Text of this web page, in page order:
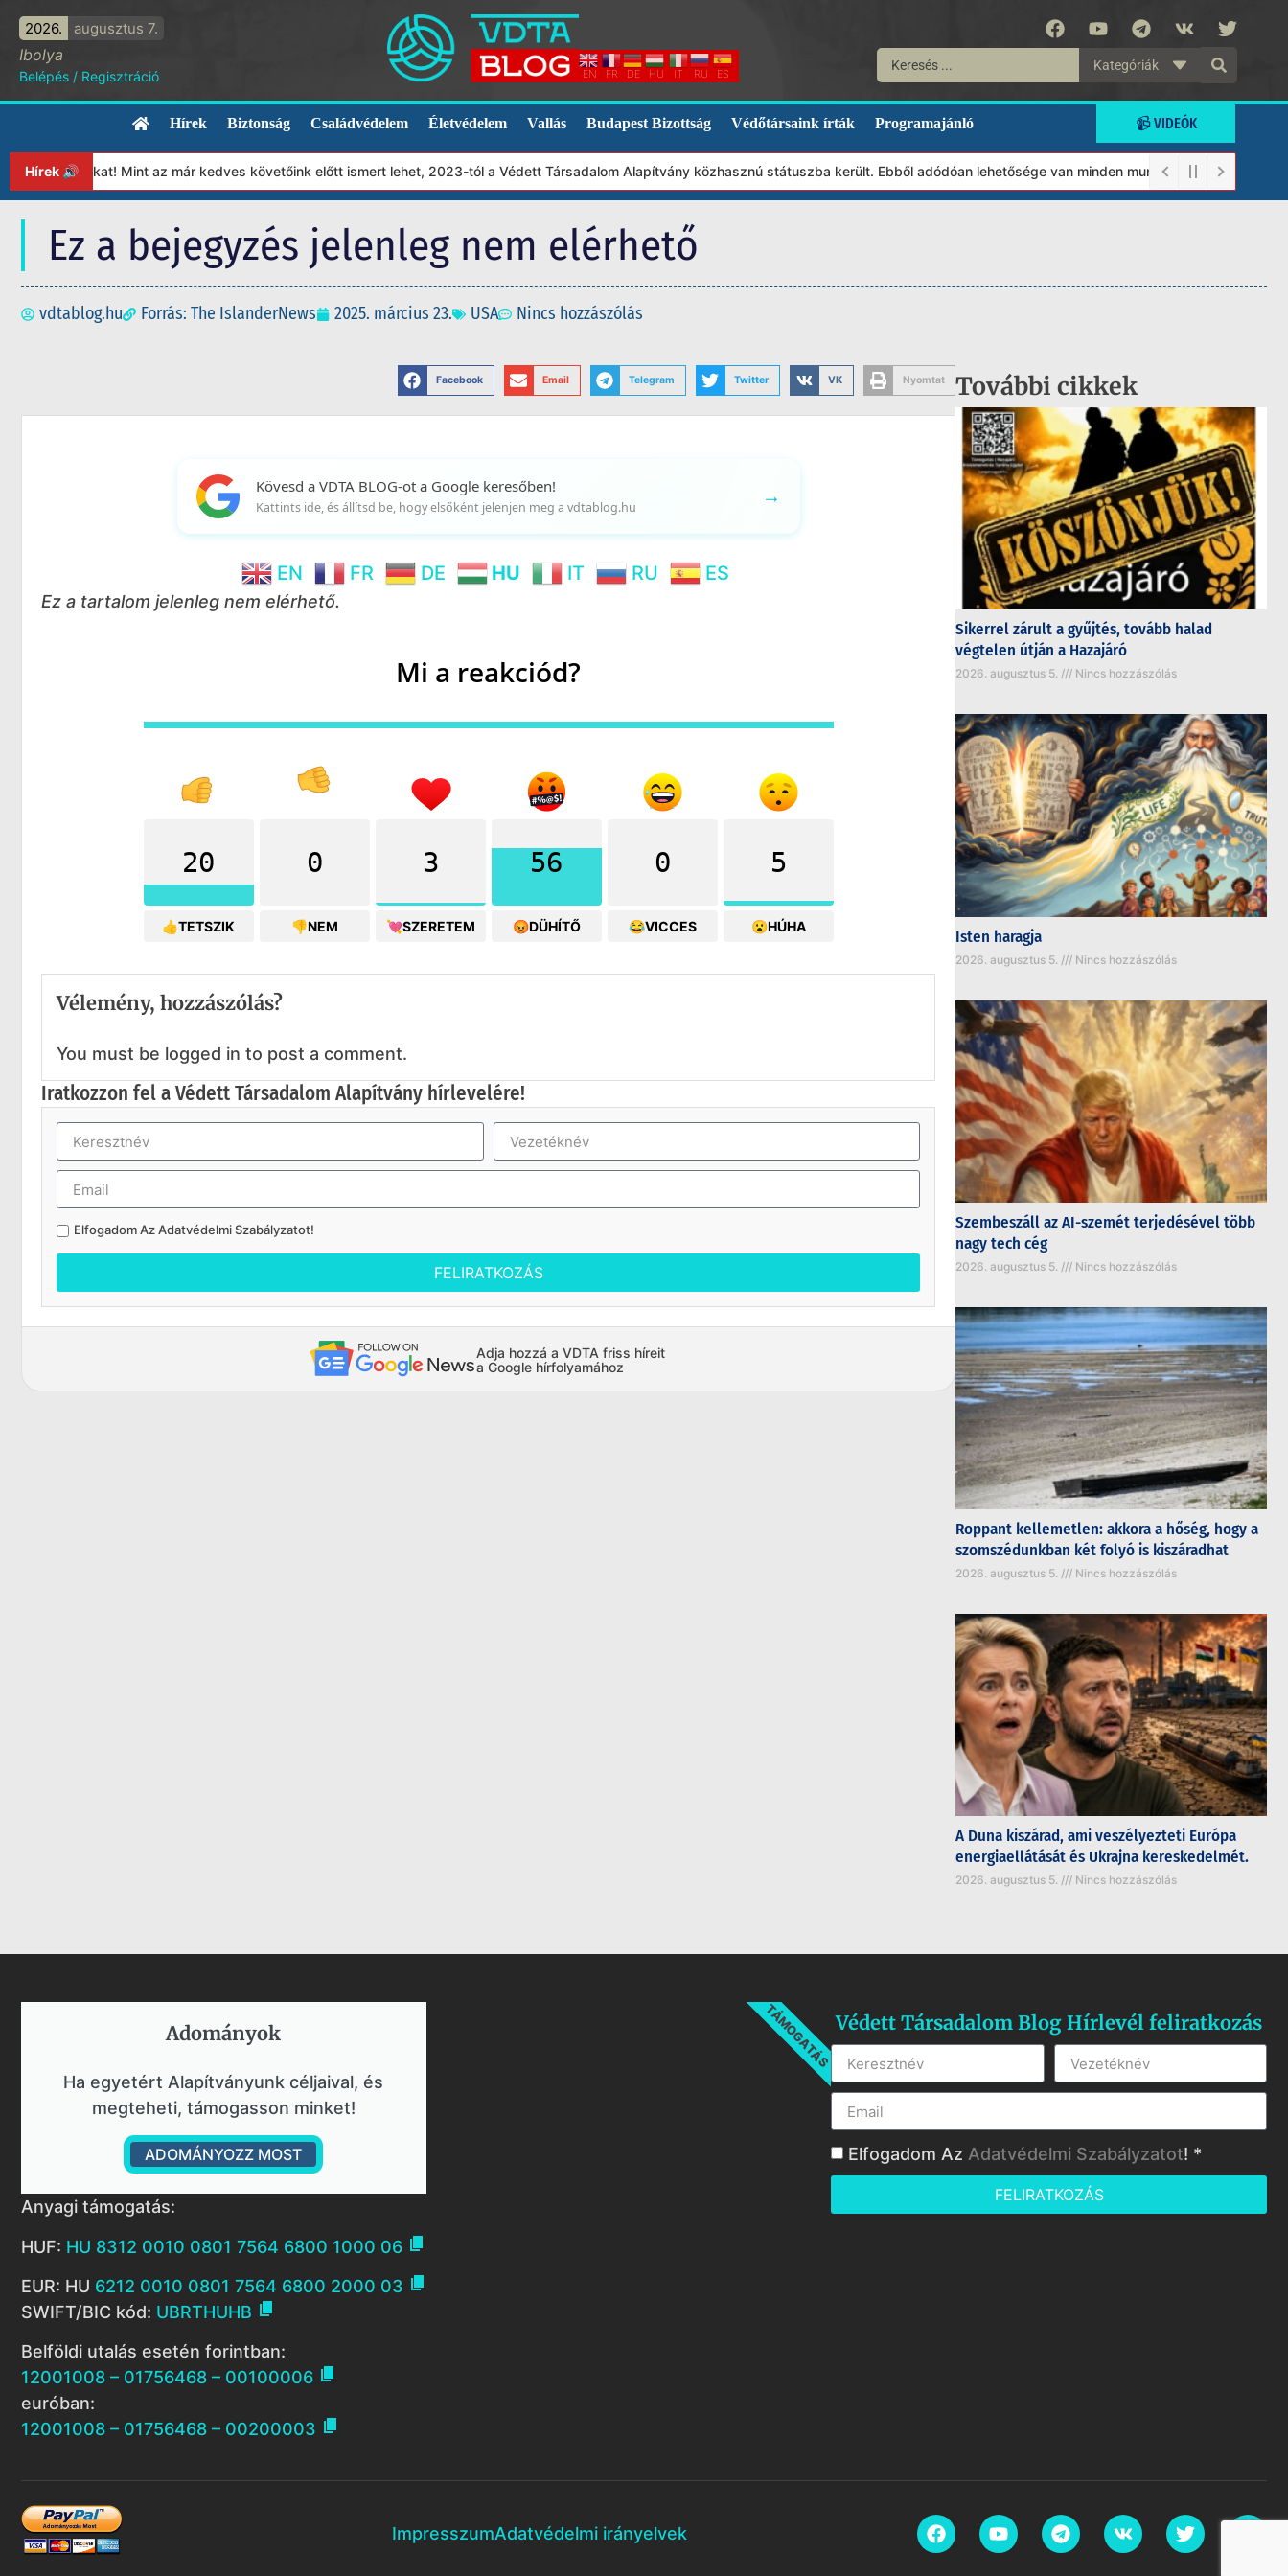
2026. augusztus 7.
Ibolya
Belépés / Regisztráció EN FR DE HU IT RU ES
Kategóriák
Hírek Biztonság Családvédelem Életvédelem Vallás Budapest Bizottság Védőtársaink írták Programajánló 📹 VIDEÓK
Hírek 🔊 Mint az már kedves követőink előtt ismert lehet, 2023-tól a Védett Társadalom Alapítvány közhasznú státuszba került. Ebből adódóan lehetősége van minden munkánkat segíteni
Ez a bejegyzés jelenleg nem elérhető
vdtablog.hu Forrás: The IslanderNews 2025. március 23. USA Nincs hozzászólás
Facebook Email Telegram Twitter VK Nyomtat
Kövesd a VDTA BLOG-ot a Google keresőben!
Kattints ide, és állítsd be, hogy elsőként jelenjen meg a vdtablog.hu →
EN FR DE HU IT RU ES
Ez a tartalom jelenleg nem elérhető.
Mi a reakciód?
20
👍TETSZIK
0
👎NEM
3
💘SZERETEM
56
😡DÜHÍTŐ
0
😂VICCES
5
😮HÚHA
Vélemény, hozzászólás?
You must be logged in to post a comment.
Iratkozzon fel a Védett Társadalom Alapítvány hírlevelére!
Elfogadom AzAdatvédelmi Szabályzatot!
FELIRATKOZÁS
Adja hozzá a VDTA friss híreit
a Google hírfolyamához
További cikkek
Sikerrel zárult a gyűjtés, tovább halad
végtelen útján a Hazajáró
2026. augusztus 5. Nincs hozzászólás
Isten haragja
2026. augusztus 5. Nincs hozzászólás
Szembeszáll az AI-szemét terjedésével több
nagy tech cég
2026. augusztus 5. Nincs hozzászólás
Roppant kellemetlen: akkora a hőség, hogy a
szomszédunkban két folyó is kiszáradhat
2026. augusztus 5. Nincs hozzászólás
A Duna kiszárad, ami veszélyezteti Európa
energiaellátását és Ukrajna kereskedelmét.
2026. augusztus 5. Nincs hozzászólás
Adományok​
Ha egyetért Alapítványunk céljaival, és
megteheti, támogasson minket!
ADOMÁNYOZZ MOST
TÁMOGATÁS
Anyagi támogatás:
HUF: HU 8312 0010 0801 7564 6800 1000 06 
EUR: HU 6212 0010 0801 7564 6800 2000 03 
SWIFT/BIC kód: UBRTHUHB 
Belföldi utalás esetén forintban:
12001008 – 01756468 – 00100006 
euróban:
12001008 – 01756468 – 00200003 
Védett Társadalom Blog Hírlevél feliratkozás
Elfogadom Az Adatvédelmi Szabályzatot! *
FELIRATKOZÁS
ImpresszumAdatvédelmi irányelvek